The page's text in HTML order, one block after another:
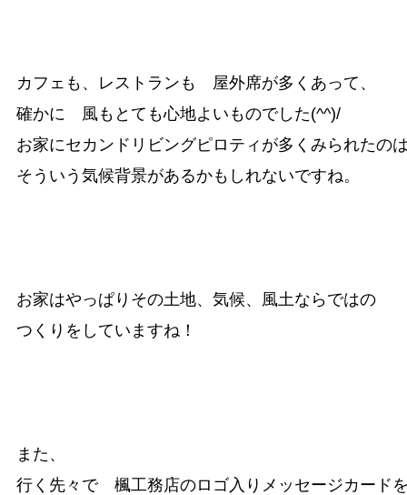
カフェも、レストランも　屋外席が多くあって、
確かに　風もとても心地よいものでした(^^)/
お家にセカンドリビングピロティが多くみられたの
そういう気候背景があるかもしれないですね。
お家はやっぱりその土地、気候、風土ならではの
また、
行く先々で　楓工務店のロゴ入りメッセージカード